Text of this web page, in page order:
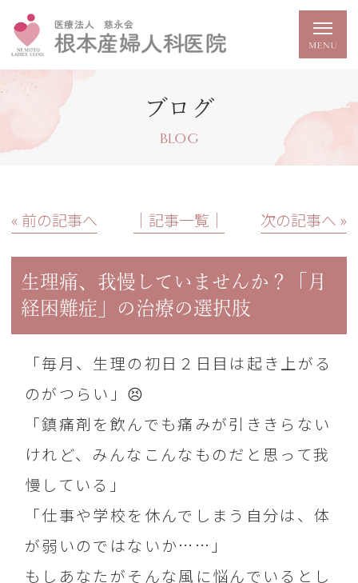
ブログ
BLOG
« 前の記事へ │記事一覧│ 次の記事へ »
生理痛、我慢していませんか？「月
経困難症」の治療の選択肢
「毎月、生理の初日２日目は起き上がる
のがつらい」😣
「鎮痛剤を飲んでも痛みが引ききらない
けれど、みんなこんなものだと思って我
慢している」
「仕事や学校を休んでしまう自分は、体
が弱いのではないか……」
もしあなたがそんな風に悩んでいるとし